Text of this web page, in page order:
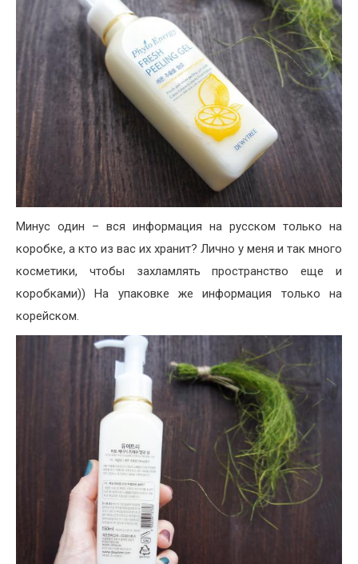
Минус один – вся информация на русском только на
коробке, а кто из вас их хранит? Лично у меня и так много
косметики, чтобы захламлять пространство еще и
коробками)) На упаковке же информация только на
корейском.